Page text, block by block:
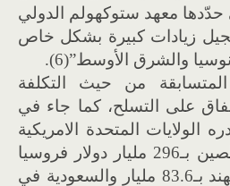
حدّدها معهد ستوكهولم الدولي
زيادات كبيرة بشكل خاص
والشرق الأوسط”(6).
من حيث التكلفة
على التسلح، كما جاء في
الولايات المتحدة الامريكية
بـ916 مليار دولار ثم الصين بـ296 مليار دولار فروسيا
بـ109 مليار دولار ثم الهند بـ83.6 مليار والسعودية في